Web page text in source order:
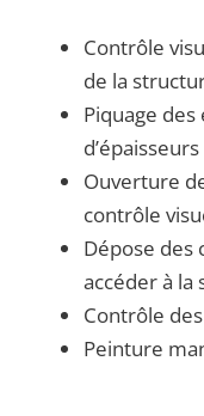
Contrôle
de la
Piquage
Ouverture
contrôle
Dépose des
accéder à la
Contrôle
Peinture